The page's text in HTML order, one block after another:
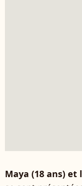
Maya (18 ans) et